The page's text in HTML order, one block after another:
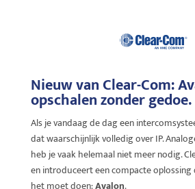
Nieuw van Clear-Com:
opschalen zonder gedoe.
Als je vandaag de dag een
dat waarschijnlijk volledig over IP.
heb je vaak helemaal niet meer nodig.
en introduceert een compacte